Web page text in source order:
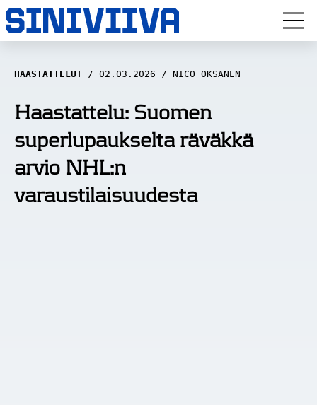
LUUVITONEN
HAASTATTELUT
NÄKÖKULMAT
ANALYYSIT
HAASTATTELUT 02.03.2026 NICO OKSANEN
Haastattelu: Suomen
superlupaukselta räväkkä
arvio NHL:n
varaustilaisuudesta